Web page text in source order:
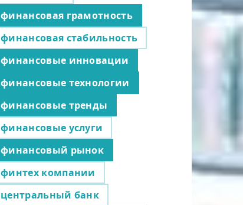
финансовая грамотность
финансовая стабильность
финансовые инновации
финансовые технологии
финансовые тренды
финансовые услуги
финансовый рынок
финтех компании
центральный банк